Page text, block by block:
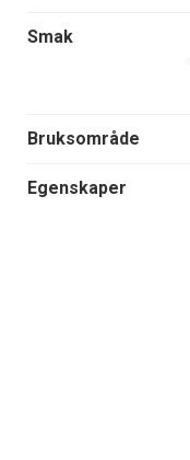
Smak
Bruksområde
Egenskaper